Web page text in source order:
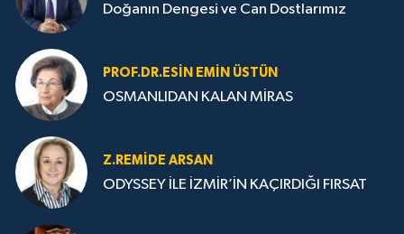
Doğanın Dengesi ve Can Dostlarımız
PROF.DR.ESIN EMIN ÜSTÜN
OSMANLIDAN KALAN MİRAS
Z.REMIDE ARSAN
ODYSSEY İLE İZMİR’İN KAÇIRDIĞI FIRSAT